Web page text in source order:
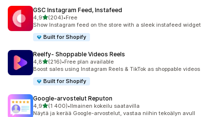
GSC Instagram Feed, Instafeed
4,9/ 5 tähteä
(204)
204 arvostelua yhteensä
•Free
Show Instagram feed on the store with a sleek instafeed widget
Built for Shopify
Reelfy‑ Shoppable Videos Reels
4,8/ 5 tähteä
(216)
216 arvostelua yhteensä
•Free plan available
Boost sales using Instagram Reels & TikTok as shoppable videos
Built for Shopify
Google‑arvostelut Reputon
4,9/ 5 tähteä
(1 400)
1400 arvostelua yhteensä
•Ilmainen kokeilu saatavilla
Näytä ja kerää Google-arvostelut, vastaa niihin tekoälyn avull